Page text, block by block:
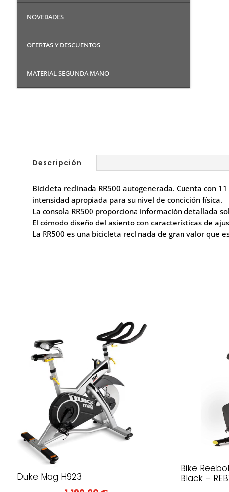
NOVEDADES
OFERTAS Y DESCUENTOS
MATERIAL SEGUNDA MANO
Descripción
Bicicleta reclinada RR500 autogenerada. Cuenta con
intensidad apropiada para su nivel de condición física.
La consola RR500 proporciona información detallada
El cómodo diseño del asiento con características de
La RR500 es una bicicleta reclinada de gran valor que
Duke Mag H923
Bike
Black –